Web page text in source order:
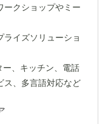
ークショップやミー
イズソリューショ
、キッチン、電話
ス、多言語対応など